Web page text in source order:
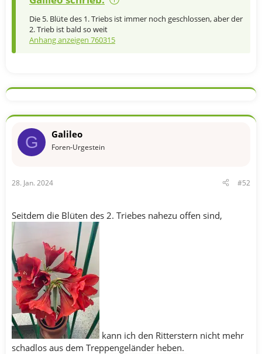
Die 5. Blüte des 1. Triebs ist immer noch geschlossen, aber der
2. Trieb ist bald so weit
Anhang anzeigen 760315
G Galileo
Foren-Urgestein
28. Jan. 2024 #52
Seitdem die Blüten des 2. Triebes nahezu offen sind,
kann ich den Ritterstern nicht mehr
schadlos aus dem Treppengeländer heben.